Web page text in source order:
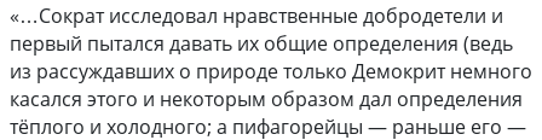
«…Сократ исследовал нравственные добродетели и
первый пытался давать их общие определения (ведь
из рассуждавших о природе только Демокрит немного
касался этого и некоторым образом дал определения
тёплого и холодного; а пифагорейцы — раньше его —